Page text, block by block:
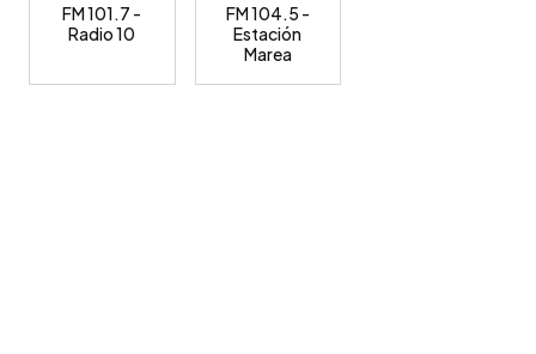
FM 101.7 -
Radio 10
FM 104.5 -
Estación
Marea